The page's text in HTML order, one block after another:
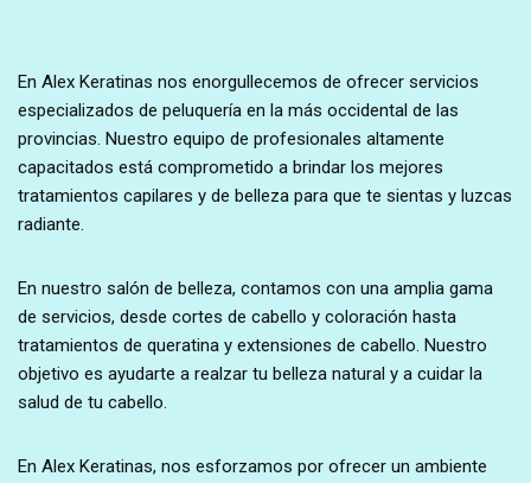
En Alex Keratinas nos enorgullecemos de ofrecer servicios
especializados de peluquería en la más occidental de las
provincias. Nuestro equipo de profesionales altamente
capacitados está comprometido a brindar los mejores
tratamientos capilares y de belleza para que te sientas y luzcas
radiante.
En nuestro salón de belleza, contamos con una amplia gama
de servicios, desde cortes de cabello y coloración hasta
tratamientos de queratina y extensiones de cabello. Nuestro
objetivo es ayudarte a realzar tu belleza natural y a cuidar la
salud de tu cabello.
En Alex Keratinas, nos esforzamos por ofrecer un ambiente